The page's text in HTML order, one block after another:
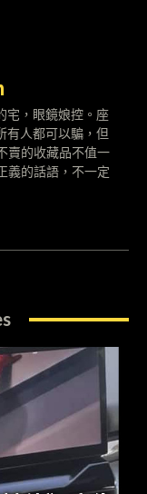
宅，眼鏡娘控。座
有人都可以騙，但
賣的收藏品不值一
義的話語，不一定